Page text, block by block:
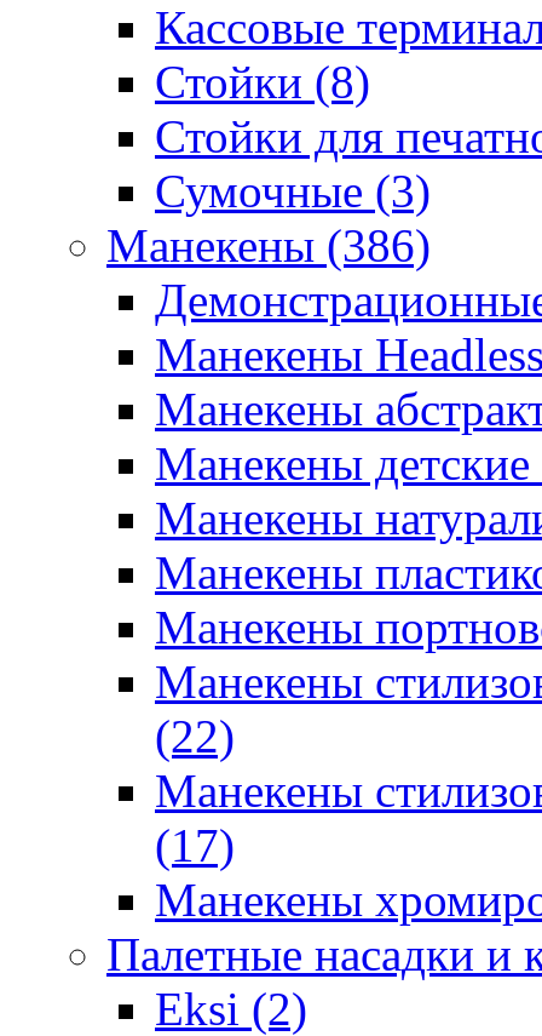
Кассовые
Стойки (8)
Стойки для
Сумочные (3)
Манекены (386)
Манекены
Манекены
Манекены
Манекены
Манекены
Манекены
Манекены
(22)
Манекены
(17)
Манекены
Палетные насадки и
Eksi (2)